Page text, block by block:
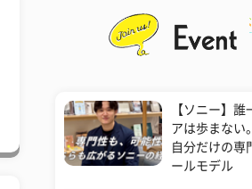
【ソニー】誰
アは歩まない
自分だけの専
ールモデル